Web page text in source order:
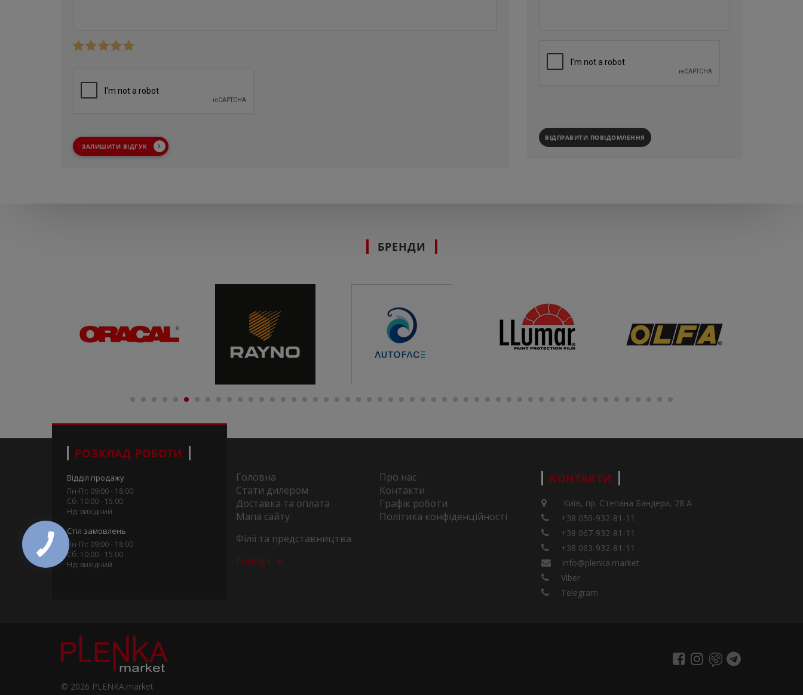
ЗАЛИШИТИ ВІДГУК
ВІДПРАВИТИ ПОВІДОМЛЕННЯ
БРЕНДИ
РОЗКЛАД РОБОТИ
Відділ продажу
Пн-Пт: 09:00 - 18:00
Сб: 10:00 - 15:00
Нд: вихідний
Стіл замовлень
Пн-Пт: 09:00 - 18:00
Сб: 10:00 - 15:00
Нд: вихідний
Головна
Про нас
Стати дилером
Контакти
Доставка та оплата
Графік роботи
Мапа сайту
Політика конфіденційності
Філії та представництва
Города
КОНТАКТИ
Київ, пр. Степана Бандери, 28 А
+38 050-932-81-11
+38 067-932-81-11
+38 063-932-81-11
info@plenka.market
Viber
Telegram
© 2026 PLENKA.market